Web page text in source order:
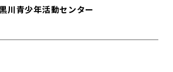
川青少年活動センター